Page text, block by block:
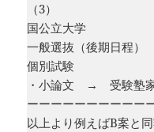
（3）
国公立大学
一般選抜（後期日程）
個別試験
・小論文 → 受験塾家
ーーーーーーーーーー
以上より例えばB案と